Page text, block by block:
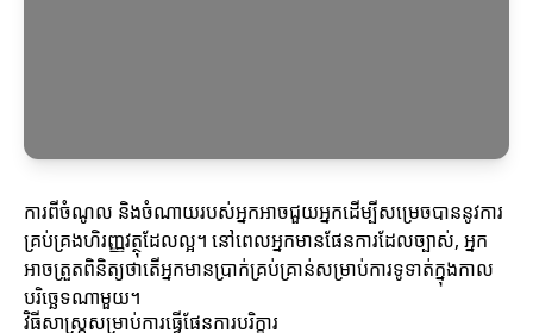
ការពីចំណូល និងចំណាយរបស់អ្នកអាចជួយអ្នកដើម្បីសម្រេចបាននូវការ
គ្រប់គ្រងហិរញ្ញវត្ថុដែលល្អ។ នៅពេលអ្នកមានផែនការដែលច្បាស់, អ្នក
អាចត្រួតពិនិត្យថាតើអ្នកមានប្រាក់គ្រប់គ្រាន់សម្រាប់ការទូទាត់ក្នុងកាល
បរិច្ឆេទណាមួយ។
វិធីសាស្រ្តសម្រាប់ការធ្វើផែនការបរិក្ខារ